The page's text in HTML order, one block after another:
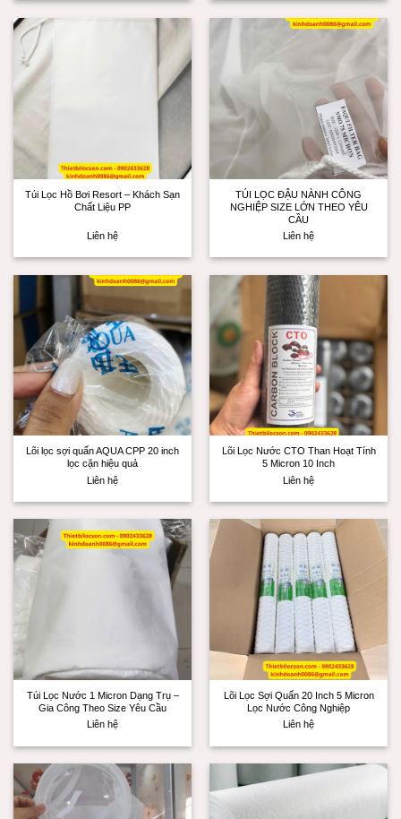
Túi Lọc Hồ Bơi Resort – Khách Sạn
Chất Liệu PP
Liên hệ
TÚI LỌC ĐẬU NÀNH CÔNG
NGHIỆP SIZE LỚN THEO YÊU
CẦU
Liên hệ
Lõi lọc sợi quấn AQUA CPP 20 inch
lọc cặn hiệu quả
Liên hệ
Lõi Lọc Nước CTO Than Hoạt Tính
5 Micron 10 Inch
Liên hệ
Túi Lọc Nước 1 Micron Dạng Trụ –
Gia Công Theo Size Yêu Cầu
Liên hệ
Lõi Lọc Sợi Quấn 20 Inch 5 Micron
Lọc Nước Công Nghiệp
Liên hệ